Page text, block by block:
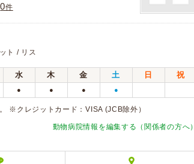
0件
ト / リス
水 木 金 土 日
祝
● ● ● ●
※クレジットカード：VISA (JCB除外）
動物病院情報を編集する（関係者の方へ）